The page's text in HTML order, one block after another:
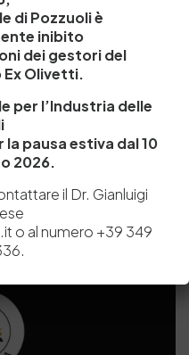
Trasparente
delle Ricerche del
Pozzuoli (NA) – Tel. +39
di Pozzuoli è
inibito
dei gestori del
Olivetti.
per l’Industria delle
pausa estiva dal 10
2026.
il Dr. Gianluigi
o al numero +39 349